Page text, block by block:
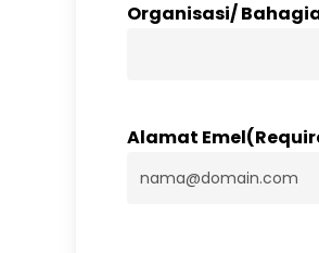
Organisasi/
Alamat Emel